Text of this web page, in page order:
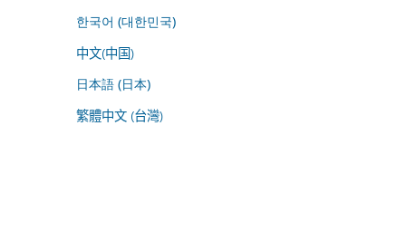
한국어 (대한민국)
中文(中国)
日本語 (日本)
繁體中文 (台灣)